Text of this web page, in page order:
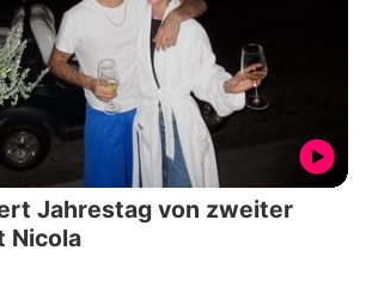
Jahrestag von zweiter
Nicola